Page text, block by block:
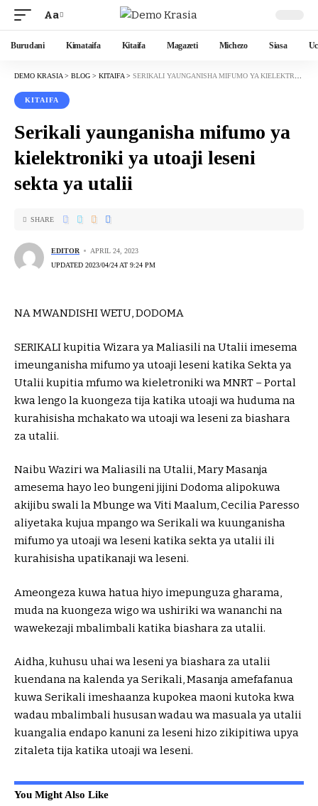
Aa
Burudani Kimataifa Kitaifa Magazeti Michezo Siasa
DEMO KRASIA > BLOG > KITAIFA > SERIKALI YAUNGANISHA MIFUMO YA KIELEKTRONIKI YA UTOAJI LESENI SEKTA YA UTALII
KITAIFA
Serikali yaunganisha mifumo ya
kielektroniki ya utoaji leseni
sekta ya utalii
EDITOR
APRIL 24, 2023
UPDATED 2023/04/24 AT 9:24 PM
SHARE
NA MWANDISHI WETU, DODOMA
SERIKALI kupitia Wizara ya Maliasili na Utalii imesema
imeunganisha mifumo ya utoaji leseni katika Sekta ya
Utalii kupitia mfumo wa kieletroniki wa MNRT – Portal
kwa lengo la kuongeza tija katika utoaji wa huduma na
kurahisisha mchakato wa utoaji wa leseni za biashara
za utalii.
Naibu Waziri wa Maliasili na Utalii, Mary Masanja
amesema hayo leo bungeni jijini Dodoma alipokuwa
akijibu swali la Mbunge wa Viti Maalum, Cecilia Paresso
aliyetaka kujua mpango wa Serikali wa kuunganisha
mifumo ya utoaji wa leseni katika sekta ya utalii ili
kurahisisha upatikanaji wa leseni.
Ameongeza kuwa hatua hiyo imepunguza gharama,
muda na kuongeza wigo wa ushiriki wa wananchi na
wawekezaji mbalimbali katika biashara za utalii.
Aidha, kuhusu uhai wa leseni ya biashara za utalii
kuendana na kalenda ya Serikali, Masanja amefafanua
kuwa Serikali imeshaanza kupokea maoni kutoka kwa
wadau mbalimbali hususan wadau wa masuala ya utalii
kuangalia endapo kanuni za leseni hizo zikipitiwa upya
zitaleta tija katika utoaji wa leseni.
You Might Also Like